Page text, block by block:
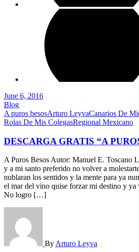
June 6, 2016
Blog
A puros besosArturo LeyvaCanarios De
Rolas De Mis ColegasRegional Mexicano
DESCARGA GRATIS “A
A Puros Besos Autor: Manuel E. Toscano
y a mi santo preferido no volver a
nublaran los sentidos y la mente para ya
el mar del vino quise forzar mi destino y ya
No logro […]
ByArturo Leyva